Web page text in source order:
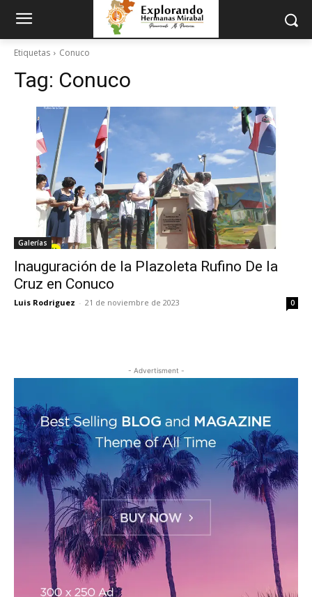
Etiquetas Conuco
Tag: Conuco
Galerías
Inauguración de la Plazoleta Rufino De la
Cruz en Conuco
Luis Rodriguez - 21 de noviembre de 2023 0
- Advertisment -